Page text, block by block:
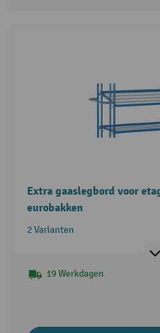
Extra gaaslegbord voor
eurobakken
2 Varianten
19 Werkdagen